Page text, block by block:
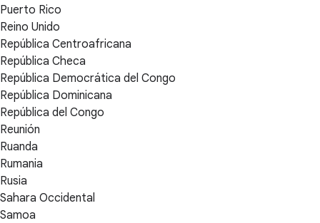
Puerto Rico
Reino Unido
República Centroafricana
República Checa
República Democrática del Congo
República Dominicana
República del Congo
Reunión
Ruanda
Rumania
Rusia
Sahara Occidental
Samoa